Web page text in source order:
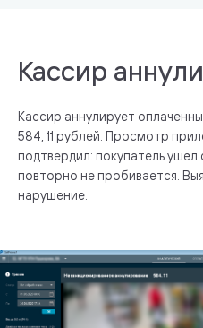
Кассир
Кассир аннулирует
584, 11 рублей. Просмотр
подтвердил: покупатель
повторно не пробивается.
нарушение.